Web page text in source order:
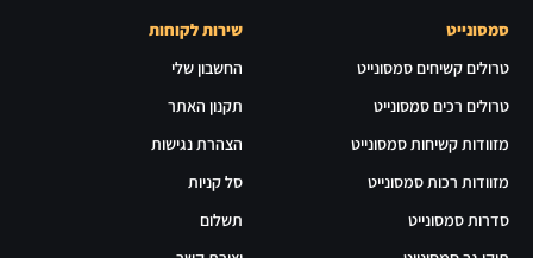
סמסונייט
טרולים קשיחים סמסונייט
טרולים רכים סמסונייט
מזוודות קשיחות סמסונייט
מזוודות רכות סמסונייט
סדרות סמסונייט
שירות לקוחות
החשבון שלי
תקנון האתר
הצהרת נגישות
סל קניות
תשלום